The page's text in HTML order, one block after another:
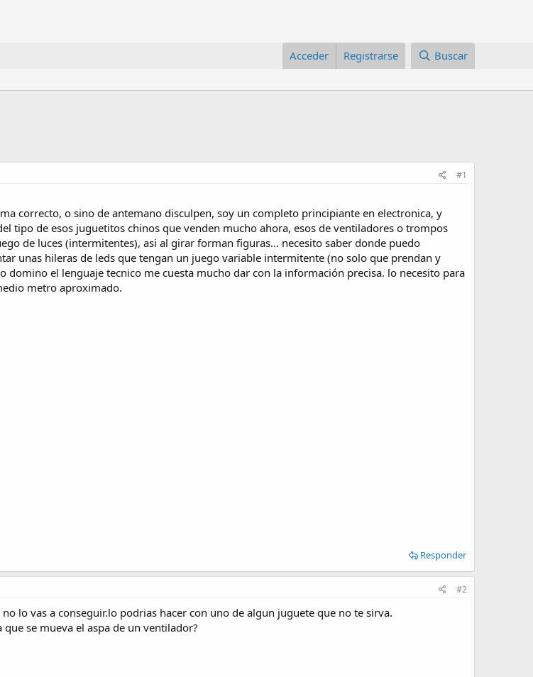
Acceder Registrarse Buscar
#1
correcto, o sino de antemano disculpen, soy un completo principiante en electronica, y
tipo de esos juguetitos chinos que venden mucho ahora, esos de ventiladores o trompos
de luces (intermitentes), asi al girar forman figuras... necesito saber donde puedo
unas hileras de leds que tengan un juego variable intermitente (no solo que prendan y
el lenguaje tecnico me cuesta mucho dar con la información precisa. lo necesito para
metro aproximado.
Responder
#2
lo vas a conseguir.lo podrias hacer con uno de algun juguete que no te sirva.
se mueva el aspa de un ventilador?